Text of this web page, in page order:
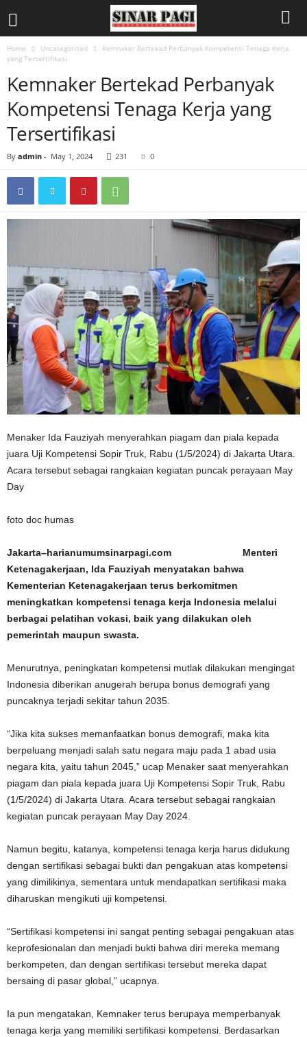
Home Uncategorized
Kemnaker Bertekad Perbanyak Kompetensi Tenaga Kerja
yang Tersertifikasi
Kemnaker Bertekad Perbanyak
Kompetensi Tenaga Kerja yang
Tersertifikasi
By admin - May 1, 2024 231 0
Menaker Ida Fauziyah menyerahkan piagam dan piala kepada
juara Uji Kompetensi Sopir Truk, Rabu (1/5/2024) di Jakarta Utara.
Acara tersebut sebagai rangkaian kegiatan puncak perayaan May
Day
foto doc humas
Jakarta–harianumumsinarpagi.com Menteri
Ketenagakerjaan, Ida Fauziyah menyatakan bahwa
Kementerian Ketenagakerjaan terus berkomitmen
meningkatkan kompetensi tenaga kerja Indonesia melalui
berbagai pelatihan vokasi, baik yang dilakukan oleh
pemerintah maupun swasta.
Menurutnya, peningkatan kompetensi mutlak dilakukan mengingat
Indonesia diberikan anugerah berupa bonus demografi yang
puncaknya terjadi sekitar tahun 2035.
“Jika kita sukses memanfaatkan bonus demografi, maka kita
berpeluang menjadi salah satu negara maju pada 1 abad usia
negara kita, yaitu tahun 2045,” ucap Menaker saat menyerahkan
piagam dan piala kepada juara Uji Kompetensi Sopir Truk, Rabu
(1/5/2024) di Jakarta Utara. Acara tersebut sebagai rangkaian
kegiatan puncak perayaan May Day 2024.
Namun begitu, katanya, kompetensi tenaga kerja harus didukung
dengan sertifikasi sebagai bukti dan pengakuan atas kompetensi
yang dimilikinya, sementara untuk mendapatkan sertifikasi maka
diharuskan mengikuti uji kompetensi.
“Sertifikasi kompetensi ini sangat penting sebagai pengakuan atas
keprofesionalan dan menjadi bukti bahwa diri mereka memang
berkompeten, dan dengan sertifikasi tersebut mereka dapat
bersaing di pasar global,” ucapnya.
Ia pun mengatakan, Kemnaker terus berupaya memperbanyak
tenaga kerja yang memiliki sertifikasi kompetensi. Berdasarkan